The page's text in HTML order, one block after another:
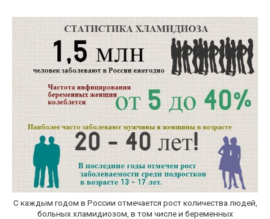
С каждым годом в России отмечается рост количества людей,
больных хламидиозом, в том числе и беременных